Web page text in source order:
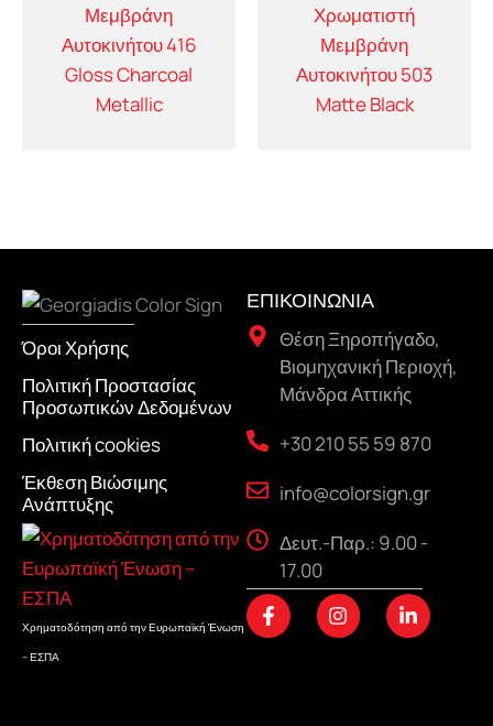
Μεμβράνη
Αυτοκινήτου 416
Gloss Charcoal
Metallic
Χρωματιστή
Μεμβράνη
Αυτοκινήτου 503
Matte Black
Όροι Χρήσης
Πολιτική Προστασίας
Προσωπικών Δεδομένων
Πολιτική cookies
Έκθεση Βιώσιμης
Ανάπτυξης
Χρηματοδότηση από την Ευρωπαϊκή Ένωση
– ΕΣΠΑ
ΕΠΙΚΟΙΝΩΝΙΑ
Θέση Ξηροπήγαδο,
Βιομηχανική Περιοχή,
Μάνδρα Αττικής
+30 210 55 59 870
info@colorsign.gr
Δευτ.-Παρ.: 9.00 -
17.00
F
a
c
I
n
s
L
i
n